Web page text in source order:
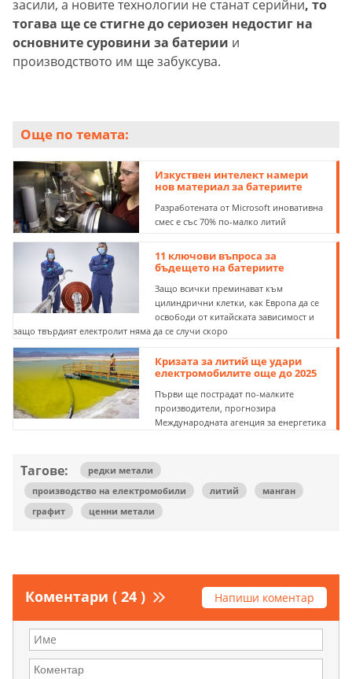
засили, а новите технологии не станат серийни, то
тогава ще се стигне до сериозен недостиг на
основните суровини за батерии и
производството им ще забуксува.
Още по темата:
Изкуствен интелект намери
нов материал за батериите
Разработената от Microsoft иновативна
смес е със 70% по-малко литий
11 ключови въпроса за
бъдещето на батериите
Защо всички преминават към
цилиндрични клетки, как Европа да се
освободи от китайската зависимост и
защо твърдият електролит няма да се случи скоро
Кризата за литий ще удари
електромобилите още до 2025
Първи ще пострадат по-малките
производители, прогнозира
Международната агенция за енергетика
Тагове:
редки метали
производство на електромобили
литий
манган
графит
ценни метали
Коментари ( 24 ) Напиши коментар